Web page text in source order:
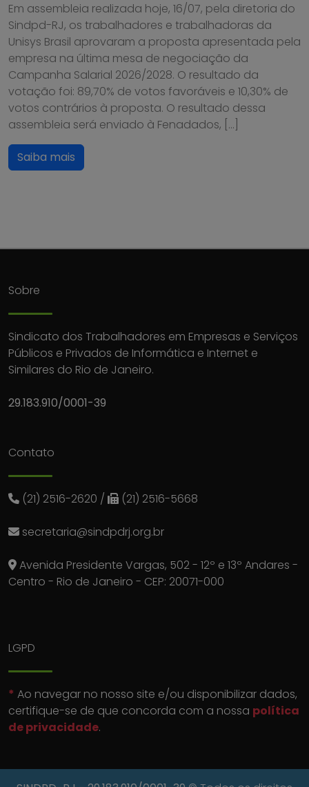
Em assembleia realizada hoje, 16/07, pela diretoria do
Sindpd-RJ, os trabalhadores e trabalhadoras da
Unisys Brasil aprovaram a proposta apresentada pela
empresa na última mesa de negociação da
Campanha Salarial 2026/2028. O resultado da
votação foi: 89,70% de votos favoráveis e 10,30% de
votos contrários à proposta. O resultado dessa
assembleia será enviado à Fenadados, […]
Saiba mais
Sobre
Sindicato dos Trabalhadores em Empresas e Serviços
Públicos e Privados de Informática e Internet e
Similares do Rio de Janeiro.
29.183.910/0001-39
Contato
(21) 2516-2620 / (21) 2516-5668
secretaria@sindpdrj.org.br
Avenida Presidente Vargas, 502 - 12º e 13º Andares -
Centro - Rio de Janeiro - CEP: 20071-000
LGPD
* Ao navegar no nosso site e/ou disponibilizar dados,
certifique-se de que concorda com a nossa política
de privacidade.